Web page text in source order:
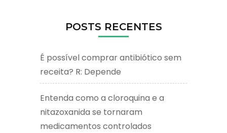
POSTS RECENTES
É possível comprar antibiótico sem
receita? R: Depende
Entenda como a cloroquina e a
nitazoxanida se tornaram
medicamentos controlados